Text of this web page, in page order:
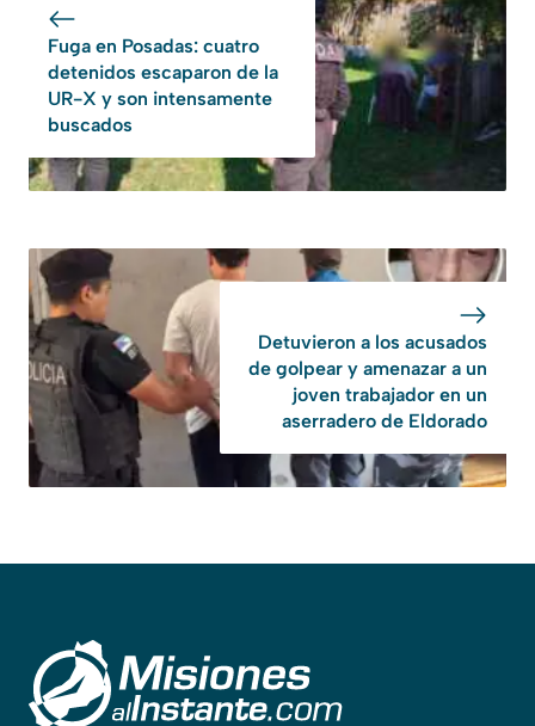
Fuga en Posadas: cuatro
detenidos escaparon de la
UR-X y son intensamente
buscados
Detuvieron a los acusados
de golpear y amenazar a un
joven trabajador en un
aserradero de Eldorado